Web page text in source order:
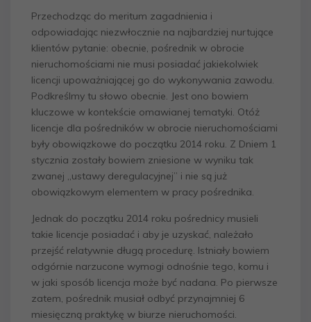
Przechodząc do meritum zagadnienia i
odpowiadając niezwłocznie na najbardziej nurtujące
klientów pytanie: obecnie, pośrednik w obrocie
nieruchomościami nie musi posiadać jakiekolwiek
licencji upoważniającej go do wykonywania zawodu.
Podkreślmy tu słowo obecnie. Jest ono bowiem
kluczowe w kontekście omawianej tematyki. Otóż
licencje dla pośredników w obrocie nieruchomościami
były obowiązkowe do początku 2014 roku. Z Dniem 1
stycznia zostały bowiem zniesione w wyniku tak
zwanej „ustawy deregulacyjnej” i nie są już
obowiązkowym elementem w pracy pośrednika.
Jednak do początku 2014 roku pośrednicy musieli
takie licencje posiadać i aby je uzyskać, należało
przejść relatywnie długą procedurę. Istniały bowiem
odgórnie narzucone wymogi odnośnie tego, komu i
w jaki sposób licencja może być nadana. Po pierwsze
zatem, pośrednik musiał odbyć przynajmniej 6
miesięczną praktykę w biurze nieruchomości.